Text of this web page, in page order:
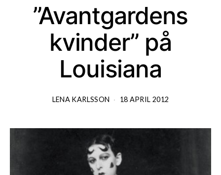
”Avantgardens
kvinder” på
Louisiana
LENA KARLSSON 18 APRIL 2012